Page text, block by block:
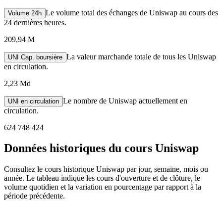
Volume 24h Le volume total des échanges de Uniswap au cours des
24 dernières heures.
209,94 M
UNI Cap. boursière La valeur marchande totale de tous les Uniswap
en circulation.
2,23 Md
UNI en circulation Le nombre de Uniswap actuellement en
circulation.
624 748 424
Données historiques du cours Uniswap
Consultez le cours historique Uniswap par jour, semaine, mois ou
année. Le tableau indique les cours d'ouverture et de clôture, le
volume quotidien et la variation en pourcentage par rapport à la
période précédente.